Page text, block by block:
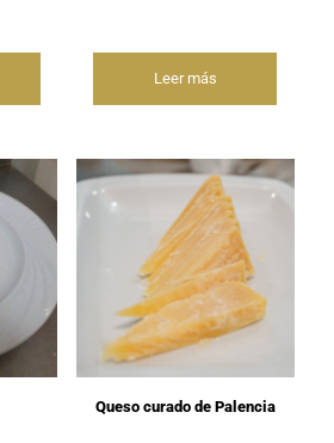
Leer más
Queso curado de Palencia